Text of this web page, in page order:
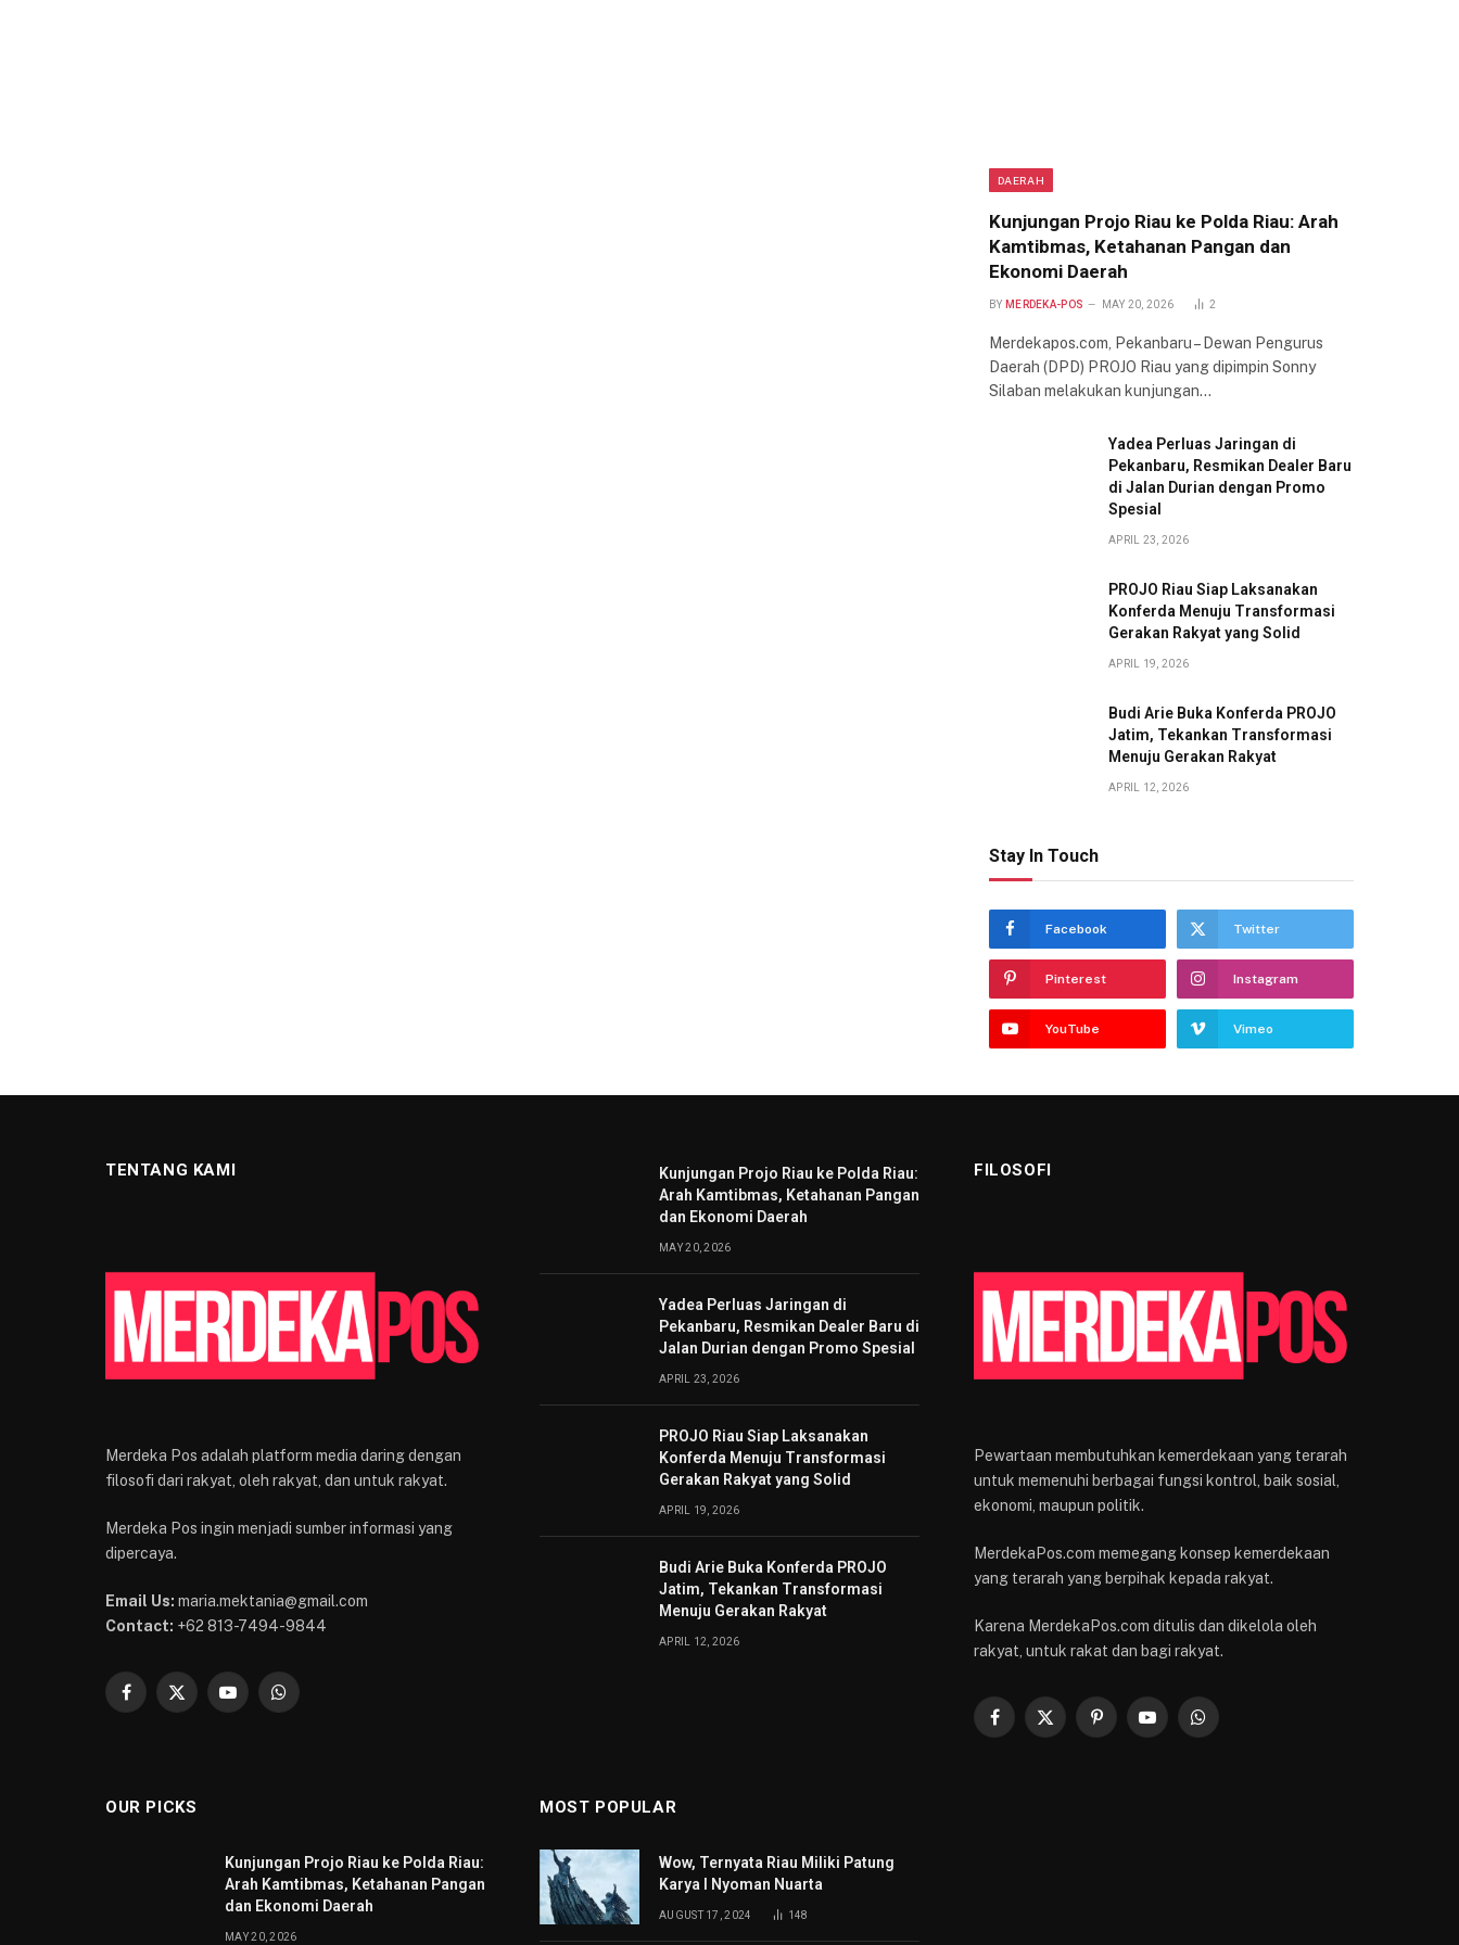
DAERAH
Kunjungan Projo Riau ke Polda Riau: Arah
Kamtibmas, Ketahanan Pangan dan
Ekonomi Daerah
BY MERDEKA-POS MAY 20, 2026 2
Merdekapos.com, Pekanbaru – Dewan Pengurus
Daerah (DPD) PROJO Riau yang dipimpin Sonny
Silaban melakukan kunjungan…
Yadea Perluas Jaringan di
Pekanbaru, Resmikan Dealer Baru
di Jalan Durian dengan Promo
Spesial
APRIL 23, 2026
PROJO Riau Siap Laksanakan
Konferda Menuju Transformasi
Gerakan Rakyat yang Solid
APRIL 19, 2026
Budi Arie Buka Konferda PROJO
Jatim, Tekankan Transformasi
Menuju Gerakan Rakyat
APRIL 12, 2026
Stay In Touch
Facebook Twitter
Pinterest Instagram
YouTube Vimeo
TENTANG KAMI
Merdeka Pos adalah platform media daring dengan
filosofi dari rakyat, oleh rakyat, dan untuk rakyat.
Merdeka Pos ingin menjadi sumber informasi yang
dipercaya.
Email Us: maria.mektania@gmail.com
Contact: +62 813-7494-9844
Facebook
X
YouTubeWhatsApp
Kunjungan Projo Riau ke Polda Riau:
Arah Kamtibmas, Ketahanan Pangan
dan Ekonomi Daerah
MAY 20, 2026
Yadea Perluas Jaringan di
Pekanbaru, Resmikan Dealer Baru di
Jalan Durian dengan Promo Spesial
APRIL 23, 2026
PROJO Riau Siap Laksanakan
Konferda Menuju Transformasi
Gerakan Rakyat yang Solid
APRIL 19, 2026
Budi Arie Buka Konferda PROJO
Jatim, Tekankan Transformasi
Menuju Gerakan Rakyat
APRIL 12, 2026
FILOSOFI
Pewartaan membutuhkan kemerdekaan yang terarah
untuk memenuhi berbagai fungsi kontrol, baik sosial,
ekonomi, maupun politik.
MerdekaPos.com memegang konsep kemerdekaan
yang terarah yang berpihak kepada rakyat.
Karena MerdekaPos.com ditulis dan dikelola oleh
rakyat, untuk rakat dan bagi rakyat.
Facebook
X
PinterestYouTubeWhatsApp
OUR PICKS
Kunjungan Projo Riau ke Polda Riau:
Arah Kamtibmas, Ketahanan Pangan
dan Ekonomi Daerah
MAY 20, 2026
MOST POPULAR
Wow, Ternyata Riau Miliki Patung
Karya I Nyoman Nuarta
AUGUST 17, 2024 148